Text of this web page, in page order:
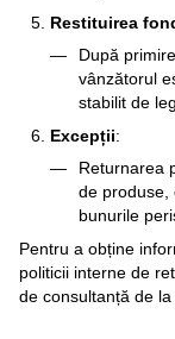
Restituirea
După
vânzătorul
stabilit de
Excepții:
Returnarea
de produse,
bunurile
Pentru a obține
politicii interne de
de consultanță de